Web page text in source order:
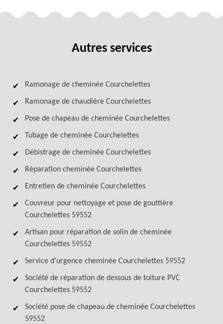
Autres services
Ramonage de cheminée Courchelettes
Ramonage de chaudière Courchelettes
Pose de chapeau de cheminée Courchelettes
Tubage de cheminée Courchelettes
Débistrage de cheminée Courchelettes
Réparation cheminée Courchelettes
Entretien de cheminée Courchelettes
Couvreur pour nettoyage et pose de gouttière
Courchelettes 59552
Artisan pour réparation de solin de cheminée
Courchelettes 59552
Service d'urgence cheminée Courchelettes 59552
Société de réparation de dessous de toiture PVC
Courchelettes 59552
Société pose de chapeau de cheminée Courchelettes
59552